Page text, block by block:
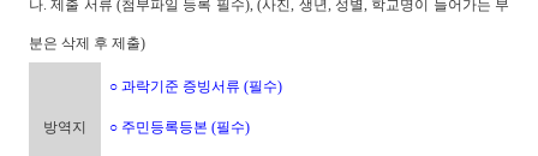
나. 제출 서류 (첨부파일 등록 필수), (사진, 생년, 성별, 학교명이 들어가는 부
분은 삭제 후 제출)
방역지
○ 과락기준 증빙서류 (필수)
○ 주민등록등본 (필수)